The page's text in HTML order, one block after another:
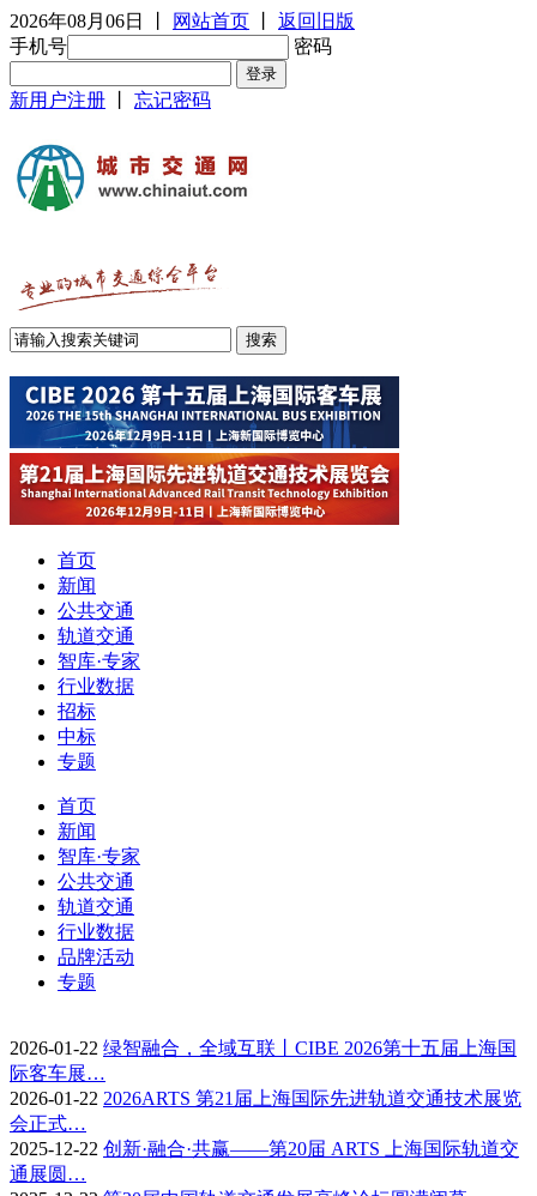
2026年08月06日 网站首页
返回旧版
手机号
密码
新用户注册 忘记密码
首页
新闻
公共交通
轨道交通
智库·专家
行业数据
招标
中标
专题
首页
新闻
智库·专家
公共交通
轨道交通
行业数据
品牌活动
专题
2026-01-22 绿智融合，全域互联丨CIBE 2026第十五届上海国
际客车展…
2026-01-22 2026ARTS 第21届上海国际先进轨道交通技术展览
会正式…
2025-12-22 创新·融合·共赢——第20届 ARTS 上海国际轨道交
通展圆…